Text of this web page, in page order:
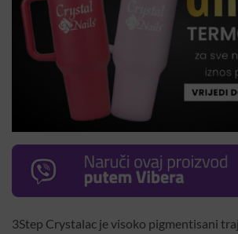
3Step Crystalac je visoko pigmentisani